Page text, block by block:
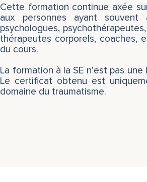
Cette formation continue axée
aux personnes ayant
psychologues,
thérapeutes corporels, coaches,
du cours.
La formation à la SE n’est pas
Le certificat obtenu est
domaine du traumatisme.